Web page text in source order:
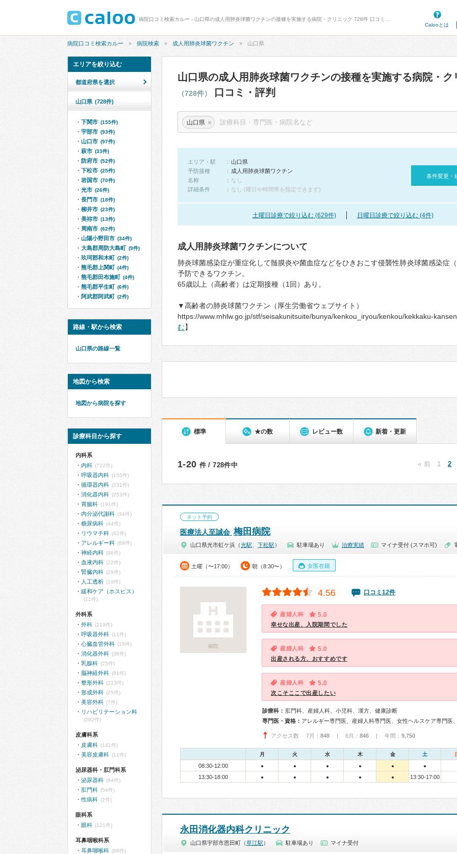
Calooとは
病院口コミ検索カルー 病院検索 成人用肺炎球菌ワクチン 山口県
山口県の成人用肺炎球菌ワクチンの接種を実施する病院・ク
（728件） 口コミ・評判
山口県 ×
エリア・駅
山口県
予防接種
成人用肺炎球菌ワクチン
名称
なし
詳細条件
なし (曜日や時間帯を指定できます)
条件変更・
土曜日診療で絞り込む (629件) 日曜日診療で絞り込む (4件)
成人用肺炎球菌ワクチンについて
肺炎球菌感染症が重症化して髄膜炎や菌血症などをひきおこす侵襲性肺炎球菌感染症
予防できるワクチン。
65歳以上（高齢者）は定期接種（1回）あり。
▼高齢者の肺炎球菌ワクチン（厚生労働省ウェブサイト）
https://www.mhlw.go.jp/stf/seisakunitsuite/bunya/kenkou_iryou/kenkou/kekkaku-
む】
標準 ★の数 レビュー数 新着・更新
1-20 件 / 728件中 « 前 1 2
ネット予約
医療法人至誠会 梅田病院
山口県光市虹ケ浜（光駅 下松駅 ） 駐車場あり 治療実績 マイナ受付 (スマホ可)
土曜（〜17:00） 朝（8:30〜） 女医在籍
病院
4.56 口コミ12件
産婦人科 5.0
幸せな出産、入院期間でした
産婦人科 5.0
出産される方、おすすめです
産婦人科 5.0
次こそここで出産したい
診療科： 肛門科、産婦人科、小児科、漢方、健康診断
専門医・資格：
アクセス数 7月： 848 | 6月： 846 | 年間： 9,750
月 火 水 木 金 土
08:30-12:00 ● ● ● ● ● ●
13:30-18:00 ● ● ● ● ● 13:30-17:00
永田消化器内科クリニック
山口県宇部市恩田町（草江駅 ） 駐車場あり マイナ受付
エリアを絞り込む
都道府県を選択
山口県 (728件)
下関市 (155件)
宇部市 (93件)
山口市 (97件)
萩市 (33件)
防府市 (52件)
下松市 (25件)
岩国市 (70件)
光市 (26件)
長門市 (18件)
柳井市 (23件)
美祢市 (13件)
周南市 (62件)
山陽小野田市 (34件)
大島郡周防大島町 (9件)
玖珂郡和木町 (2件)
熊毛郡上関町 (4件)
熊毛郡田布施町 (4件)
熊毛郡平生町 (6件)
阿武郡阿武町 (2件)
路線・駅から検索
山口県の路線一覧
地図から検索
地図から病院を探す
診療科目から探す
内科系
内科 (722件)
呼吸器内科 (155件)
循環器内科 (231件)
消化器内科 (253件)
胃腸科 (191件)
内分泌代謝科 (34件)
糖尿病科 (44件)
リウマチ科 (82件)
アレルギー科 (89件)
神経内科 (96件)
血液内科 (22件)
腎臓内科 (29件)
人工透析 (10件)
緩和ケア（ホスピス）
(11件)
外科系
外科 (219件)
呼吸器外科 (11件)
心臓血管外科 (18件)
消化器外科 (38件)
乳腺科 (25件)
脳神経外科 (81件)
整形外科 (213件)
形成外科 (25件)
美容外科 (7件)
リハビリテーション科
(282件)
皮膚科系
皮膚科 (141件)
美容皮膚科 (11件)
泌尿器科・肛門科系
泌尿器科 (84件)
肛門科 (54件)
性病科 (2件)
眼科系
眼科 (121件)
耳鼻咽喉科系
耳鼻咽喉科 (99件)